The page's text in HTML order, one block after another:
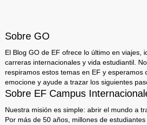
Sobre GO
El Blog GO de EF ofrece lo último en viajes,
carreras internacionales y vida estudiantil.
respiramos estos temas en EF y esperamos
emocione y ayude a trazar los siguientes
Sobre EF Campus
Nuestra misión es simple: abrir el mundo a
Por más de 50 años, millones de